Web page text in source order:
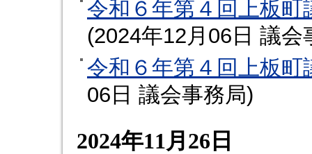
令和６年第４回上板
(2024年12月06日 議会
令和６年第４回上板町
06日 議会事務局)
2024年11月26日